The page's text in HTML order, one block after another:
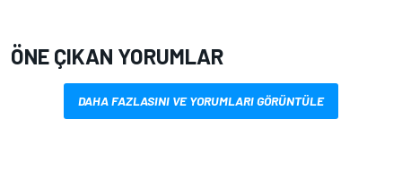
ÖNE ÇIKAN YORUMLAR
DAHA FAZLASINI VE YORUMLARI GÖRÜNTÜLE